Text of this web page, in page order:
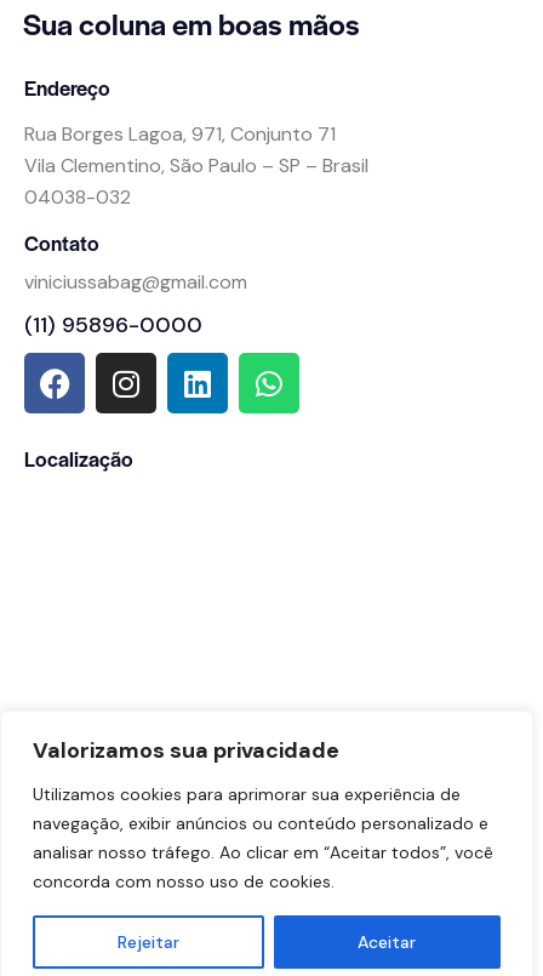
Valorizamos sua privacidade
Utilizamos cookies para aprimorar sua experiência de
navegação, exibir anúncios ou conteúdo personalizado e
analisar nosso tráfego. Ao clicar em “Aceitar todos”, você
concorda com nosso uso de cookies.
Rejeitar Aceitar
Sua colunaem boas mãos
Endereço
Rua Borges Lagoa, 971, Conjunto 71
Vila Clementino, São Paulo – SP – Brasil
04038-032
Contato
viniciussabag@gmail.com
(11) 95896-0000
Localização
Dr. Vinicius Sabag – CRM-SP: 191.433 | RQE Nº: 90883
© 2026. Todos os direitos reservados.